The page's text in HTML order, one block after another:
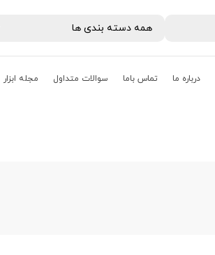
درباره ما تماس باما سوالات متداول مجله ابزار